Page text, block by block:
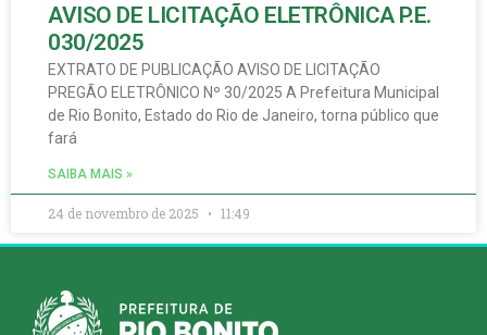
AVISO DE LICITAÇÃO ELETRÔNICA P.E.
030/2025
EXTRATO DE PUBLICAÇÃO AVISO DE LICITAÇÃO
PREGÃO ELETRÔNICO Nº 30/2025 A Prefeitura Municipal
de Rio Bonito, Estado do Rio de Janeiro, torna público que
fará
SAIBA MAIS »
24 de novembro de 2025 11:49